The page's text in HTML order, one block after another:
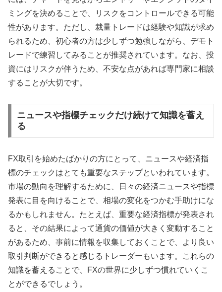
ミングを決めることで、リスクをコントロールできる可能
性があります。ただし、裁量トレードは経験や知識が求め
られるため、初心者の方は少しずつ勉強しながら、デモト
レードで練習してみることが推奨されています。なお、投
資にはリスクが伴うため、不安な点があれば専門家に相談
することが大切です。
ニュースや指標チェックだけ続けて知識を蓄え
る
FX取引を始めたばかりの方にとって、ニュースや経済指
標のチェックはとても重要なステップといわれています。
市場の動向を理解するために、日々の経済ニュースや指標
発表に目を向けることで、相場の変化をつかむ手助けにな
るかもしれません。たとえば、重要な経済指標が発表され
ると、その結果によって通貨の価値が大きく変動すること
があるため、事前に情報を収集しておくことで、より良い
取引判断ができると感じるトレーダーもいます。これらの
知識を蓄えることで、FXの世界に少しずつ慣れていくこ
とができるでしょう。